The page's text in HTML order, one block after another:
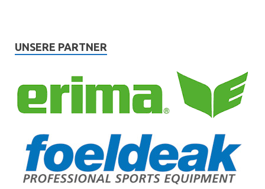
UNSERE PARTNER